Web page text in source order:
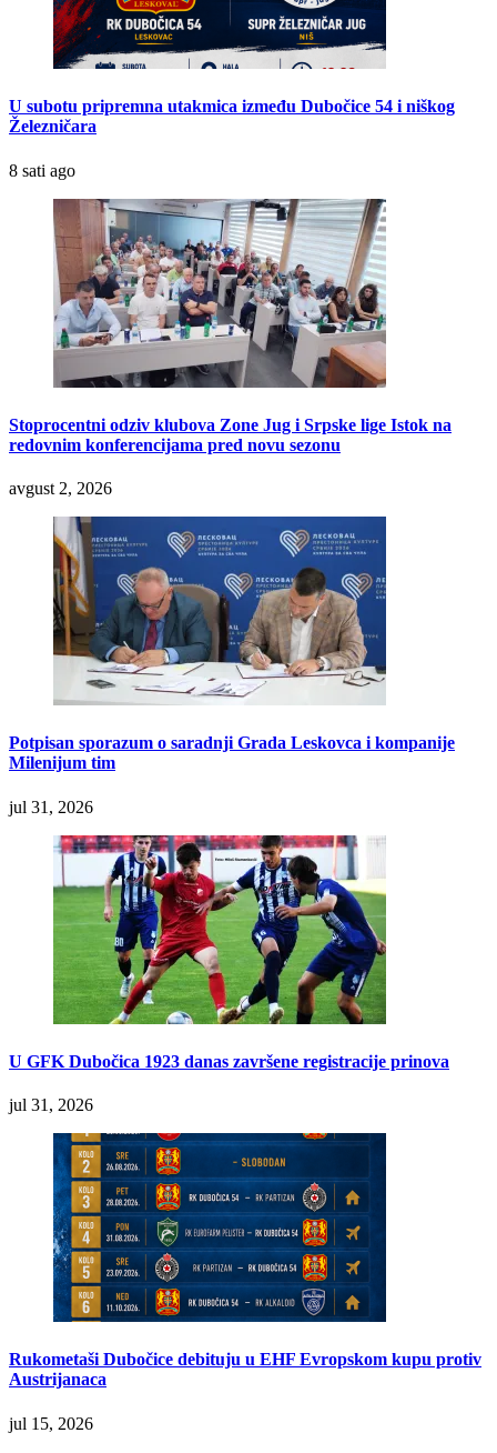
U subotu pripremna utakmica između Dubočice 54 i niškog
Železničara
8 sati ago
Stoprocentni odziv klubova Zone Jug i Srpske lige Istok na
redovnim konferencijama pred novu sezonu
avgust 2, 2026
Potpisan sporazum o saradnji Grada Leskovca i kompanije
Milenijum tim
jul 31, 2026
U GFK Dubočica 1923 danas završene registracije prinova
jul 31, 2026
Rukometaši Dubočice debituju u EHF Evropskom kupu protiv
Austrijanaca
jul 15, 2026